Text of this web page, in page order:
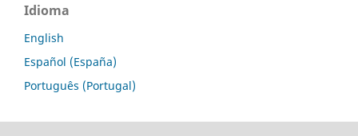
Idioma
English
Español (España)
Português (Portugal)